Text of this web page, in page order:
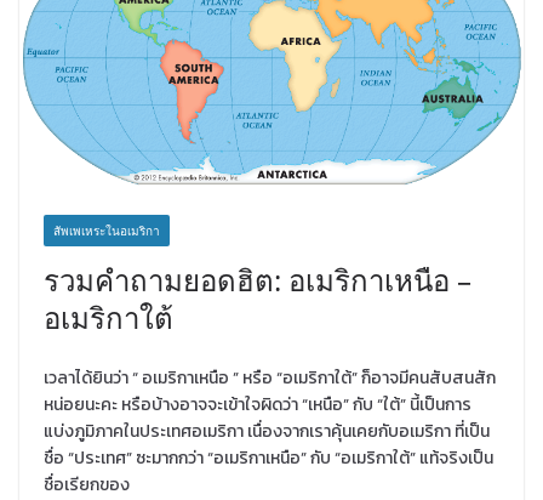
สัพเพเหระในอเมริกา
รวมคำถามยอดฮิต: อเมริกาเหนือ –
อเมริกาใต้
เวลาได้ยินว่า “ อเมริกาเหนือ ” หรือ “อเมริกาใต้” ก็อาจมีคนสับสนสัก
หน่อยนะคะ หรือบ้างอาจจะเข้าใจผิดว่า “เหนือ” กับ “ใต้” นี้เป็นการ
แบ่งภูมิภาคในประเทศอเมริกา เนื่องจากเราคุ้นเคยกับอเมริกา ที่เป็น
ชื่อ “ประเทศ” ซะมากกว่า “อเมริกาเหนือ” กับ “อเมริกาใต้” แท้จริงเป็น
ชื่อเรียกของ